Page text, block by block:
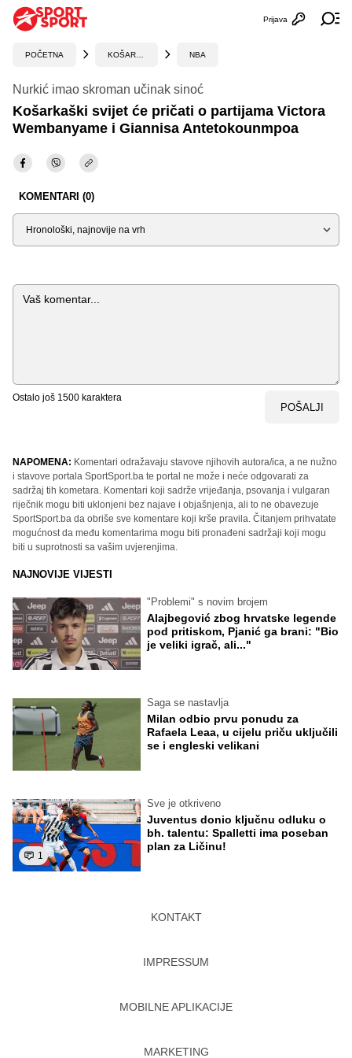
Otvori
Prijava
POČETNA NBA
Nurkić imao skroman učinak sinoć
Košarkaški svijet će pričati o partijama Victora
Wembanyame i Giannisa Antetokounmpoa
KOMENTARI (0)
Sortiraj
Komentar
Ostalo još 1500 karaktera
POŠALJI
NAPOMENA: Komentari odražavaju stavove njihovih autora/ica, a ne nužno
i stavove portala SportSport.ba te portal ne može i neće odgovarati za
sadržaj tih kometara. Komentari koji sadrže vrijeđanja, psovanja i vulgaran
riječnik mogu biti uklonjeni bez najave i objašnjenja, ali to ne obavezuje
SportSport.ba da obriše sve komentare koji krše pravila. Čitanjem prihvatate
mogućnost da među komentarima mogu biti pronađeni sadržaji koji mogu
biti u suprotnosti sa vašim uvjerenjima.
NAJNOVIJE VIJESTI
"Problemi" s novim brojem
Alajbegović zbog hrvatske legende
pod pritiskom, Pjanić ga brani: "Bio
je veliki igrač, ali..."
Saga se nastavlja
Milan odbio prvu ponudu za
Rafaela Leaa, u cijelu priču uključili
se i engleski velikani
1
Sve je otkriveno
Juventus donio ključnu odluku o
bh. talentu: Spalletti ima poseban
plan za Ličinu!
KONTAKT
IMPRESSUM
MOBILNE APLIKACIJE
MARKETING